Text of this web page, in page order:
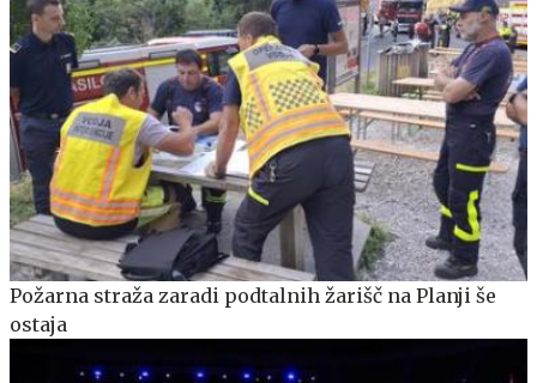
Požarna straža zaradi podtalnih žarišč na Planji še
ostaja